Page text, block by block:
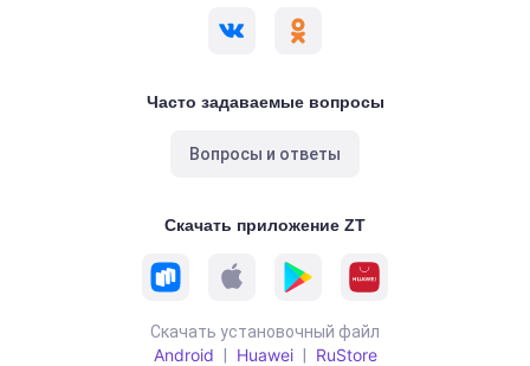
Скачать приложение ZT
Скачать установочный файл
Android Huawei RuStore
Часто задаваемые вопросы
Вопросы и ответы